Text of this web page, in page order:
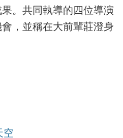
。共同執導的四位導演
，並稱在大前輩莊澄身
空